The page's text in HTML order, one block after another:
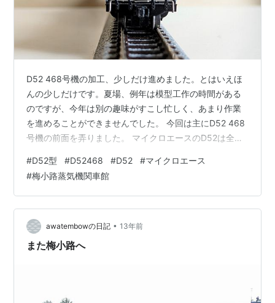
D52 468号機の加工、少しだけ進めました。とはいえほ
んの少しだけです。夏場、例年は模型工作の時間がある
のですが、今年は別の趣味がすこし忙しく、あまり作業
を進めることができませんでした。 今回は主にD52 468
号機の前面を弄りました。 マイクロエースのD52は全体
という評判ですが、細かなディテールとなると、おもち
ゃ的で実機とはかなり違います。 まず、解放テコ。D52
の解放テコはもっと巾が狭いです。ということで解放テ
コ作り直し。何か流用できるパーツがないかと調べてみ
たのですが、見つからず、真鍮線で作ることにしまし
た。解放テコを留める留め具は配…
#D52型 #D52468 #D52 #マイクロエース
#梅小路蒸気機関車館
awatembowの日記 • 13年前
また梅小路へ